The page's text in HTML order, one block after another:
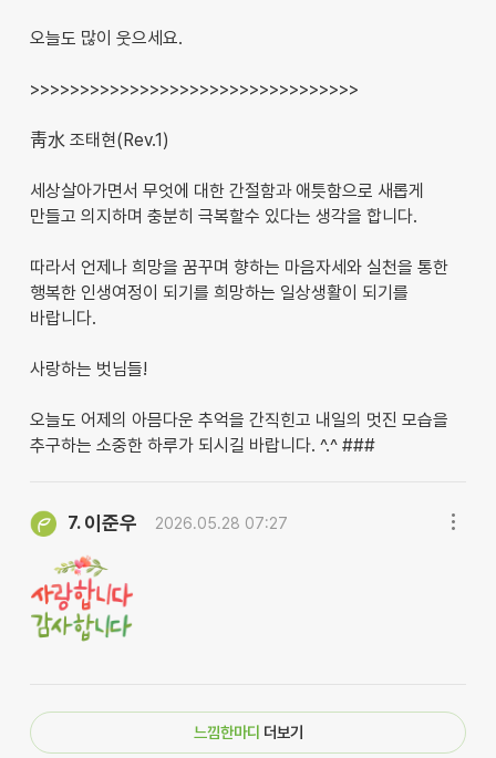
오늘도 많이 웃으세요.
>>>>>>>>>>>>>>>>>>>>>>>>>>>>>>>>>
靑水 조태현(Rev.1)
세상살아가면서 무엇에 대한 간절함과 애틋함으로 새롭게
만들고 의지하며 충분히 극복할수 있다는 생각을 합니다.
따라서 언제나 희망을 꿈꾸며 향하는 마음자세와 실천을 통한
행복한 인생여정이 되기를 희망하는 일상생활이 되기를
바랍니다.
사랑하는 벗님들!
오늘도 어제의 아믐다운 추억을 간직힌고 내일의 멋진 모습을
추구하는 소중한 하루가 되시길 바랍니다. ^.^ ###
7. 이준우 2026.05.28 07:27
느낌한마디 더보기